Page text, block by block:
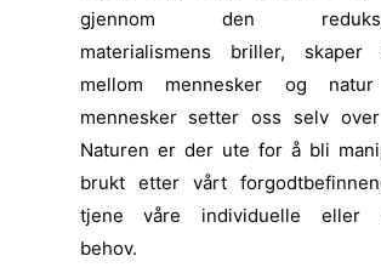
gjennom den
materialismens briller,
mellom mennesker og
mennesker setter oss selv
Naturen er der ute for å bli
brukt etter vårt
tjene våre individuelle eller
behov.